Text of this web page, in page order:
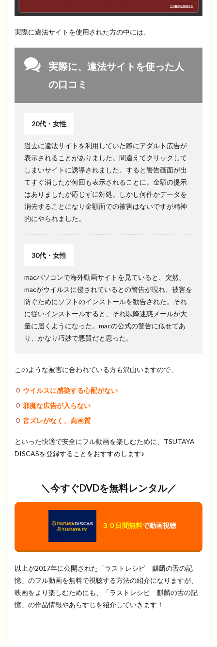
実際に違法サイトを使用された方の中には、
実際に、違法サイトを使った人
の口コミ
20代・女性
過去に違法サイトを利用していた際にアダルト広告が
表示されることがありました。間違えてクリックして
しまいサイトに誘導されました。すると警告画面が出
てすぐ消したが何回も表示されることに。金額の提示
はありましたが応じずに対処。しかし何件かデータを
消去することになり金額面での被害はないですが精神
的にやられました。
30代・女性
macパソコンで海外動画サイトを見ていると、突然、
macがウイルスに侵されているとの警告が現れ、被害を
防ぐためにソフトのインストールを勧告された。それ
に従いインストールすると、それ以降迷惑メールが大
量に届くようになった。macの公式の警告に似せてあ
り、かなり巧妙で悪質だと思った。
このような被害に合われている方も沢山いますので、
ウイルスに感染する心配がない
邪魔な広告が入らない
音ズレがなく、高画質
といった快適で安全にフル動画を楽しむために、TSUTAYA
DISCASを登録することをおすすめします♪
＼今すぐDVDを無料レンタル／
３０日間無料で動画視聴
以上が2017年に公開された「ラストレシピ 麒麟の舌の記
憶」のフル動画を無料で視聴する方法の紹介になりますが、
映画をより楽しむためにも、「ラストレシピ 麒麟の舌の記
憶」の作品情報やあらすじを紹介していきます！